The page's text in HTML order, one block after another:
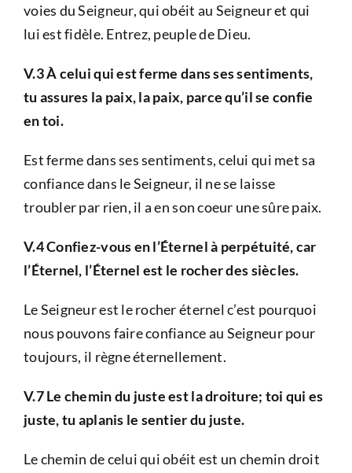
voies du Seigneur, qui obéit au Seigneur et qui
lui est fidèle. Entrez, peuple de Dieu.
V.3 À celui qui est ferme dans ses sentiments,
tu assures la paix, la paix, parce qu’il se confie
en toi.
Est ferme dans ses sentiments, celui qui met sa
confiance dans le Seigneur, il ne se laisse
troubler par rien, il a en son coeur une sûre paix.
V.4 Confiez-vous en l’Éternel à perpétuité, car
l’Éternel, l’Éternel est le rocher des siècles.
Le Seigneur est le rocher éternel c’est pourquoi
nous pouvons faire confiance au Seigneur pour
toujours, il règne éternellement.
V.7 Le chemin du juste est la droiture; toi qui es
juste, tu aplanis le sentier du juste.
Le chemin de celui qui obéit est un chemin droit